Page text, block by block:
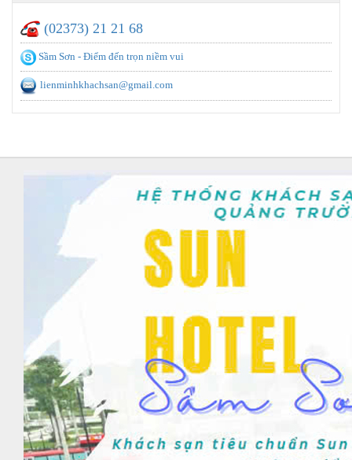
(02373) 21 21 68
Sầm Sơn - Điểm đến trọn niềm vui
lienminhkhachsan@gmail.com